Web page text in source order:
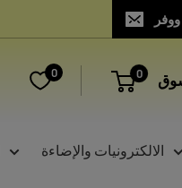
0 0
الالكترونيات والإضاءة